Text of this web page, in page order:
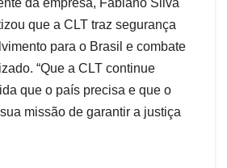
que a CLT traz segurança
para o Brasil e combate
“Que a CLT continue
que o país precisa e que o
missão de garantir a justiça